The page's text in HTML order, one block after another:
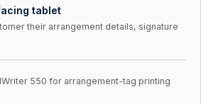
tablet
their arrangement details, signature
550 for arrangement-tag printing